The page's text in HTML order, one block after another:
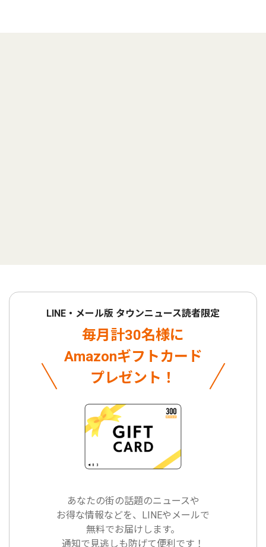
LINE・メール版 タウンニュース読者限定
毎月計30名様に
Amazonギフトカード
プレゼント！
あなたの街の話題のニュースや
お得な情報などを、LINEやメールで
無料でお届けします。
通知で見逃しも防げて便利です！